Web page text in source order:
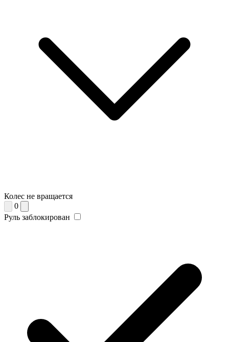
Колес не вращается
0
Руль заблокирован